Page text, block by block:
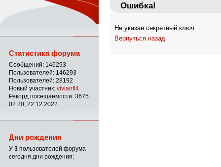
Ошибка!
Не указан секретный ключ.
Вернуться назад
Статистика форума
Сообщений: 146293
Пользователей: 146293
Пользователей: 28192
Новый участник: vivianfl4
Рекорд посещаемости: 3675
02:20, 22.12.2022
Дни рождения
У 3 пользователей форума
сегодня дни рождения: